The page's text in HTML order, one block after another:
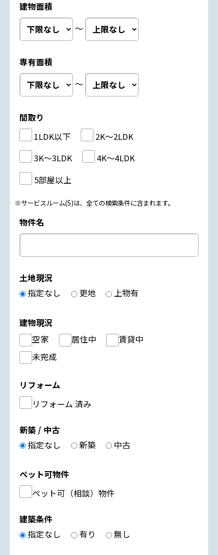
建物面積
～
専有面積
～
間取り
1LDK以下
2K～2LDK
3K～3LDK
4K～4LDK
5部屋以上
※サービスルーム(S)は、全ての検索条件に含まれます。
物件名
土地現況
指定なし
更地 上物有
建物現況
空家
居住中
賃貸中
未完成
リフォーム
リフォーム 済み
新築 / 中古
指定なし
新築 中古
ペット可物件
ペット可（相談）物件
建築条件
指定なし
有り 無し